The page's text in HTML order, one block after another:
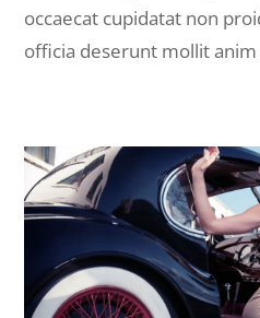
occaecat cupidatat non
officia deserunt mollit